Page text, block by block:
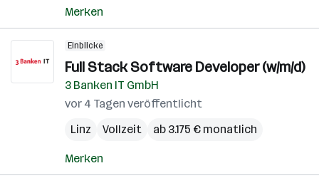
Merken
Einblicke
Full Stack Software Developer (w/m/d)
3 Banken IT GmbH
vor 4 Tagen veröffentlicht
Linz
Vollzeit ab 3.175 € monatlich
Merken